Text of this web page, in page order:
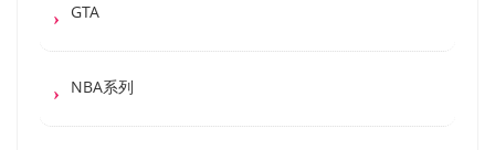
GTA
NBA系列